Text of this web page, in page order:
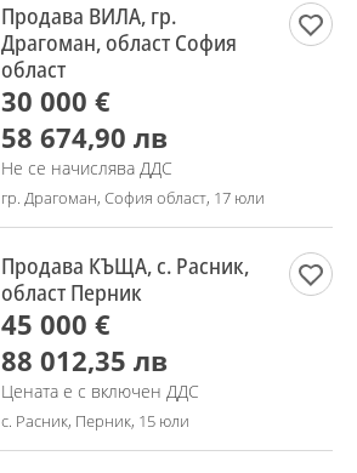
Продава ВИЛА, гр.
Драгоман, област София
област
30 000 €
58 674,90 лв
Не се начислява ДДС
гр. Драгоман, София област, 17 юли
Продава КЪЩА, с. Расник,
област Перник
45 000 €
88 012,35 лв
Цената е с включен ДДС
с. Расник, Перник, 15 юли